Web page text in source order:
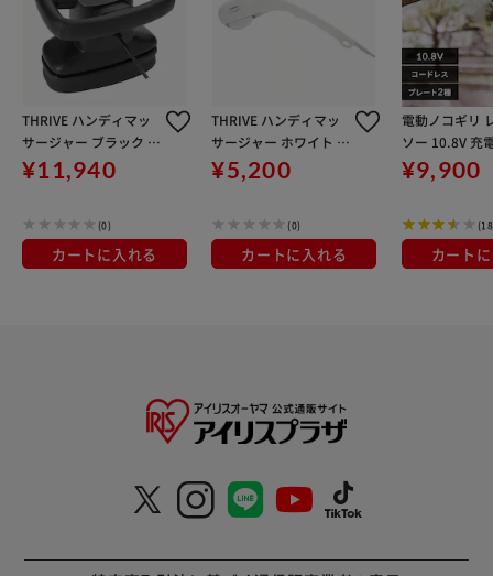
THRIVE ハンディマッ
サージャー ブラック M
D-7310(BK)
¥11,940
(0)
カートに入れる
THRIVE ハンディマッ
サージャー ホワイト M
D-8302
¥5,200
(0)
カートに入れる
電動ノコギリ
ソー 10.8V 充
テリー付き
¥9,900
カート